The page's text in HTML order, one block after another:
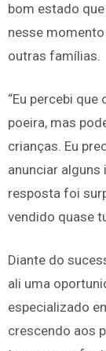
bom estado
nesse
outras famílias.
“Eu percebi
poeira, mas
crianças. Eu
anunciar
resposta foi
vendido quase
Diante do
ali uma
especializado
crescendo aos